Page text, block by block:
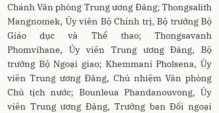
Chánh Văn phòng Trung ương Đảng; Thongsalith
Mangnomek, Ủy viên Bộ Chính trị, Bộ trưởng Bộ
Giáo dục và Thể thao; Thongsavanh
Phomvihane, Ủy viên Trung ương Đảng, Bộ
trưởng Bộ Ngoại giao; Khemmani Pholsena, Ủy
viên Trung ương Đảng, Chủ nhiệm Văn phòng
Chủ tịch nước; Bounleua Phandanouvong, Ủy
viên Trung ương Đảng, Trưởng ban Đối ngoại